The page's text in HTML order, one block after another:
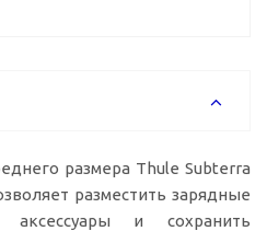
размера Thule Subterra
разместить зарядные
и сохранить